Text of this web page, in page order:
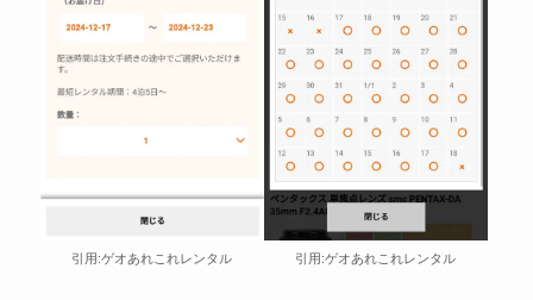
引用:ゲオあれこれレンタル 引用:ゲオあれこれレンタル